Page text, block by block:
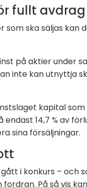
fullt avdrag
ska säljas kan
på aktier under
inte kan utnyttja
kapital
14,7 % av
sina försäljningar.
i konkurs – och
På så vis